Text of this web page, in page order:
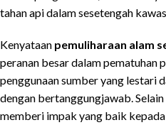
tahan api dalam sesetengah
Kenyataan pemuliharaan alam
peranan besar dalam pematuhan
penggunaan sumber yang lestari
dengan bertanggungjawab.
memberi impak yang baik